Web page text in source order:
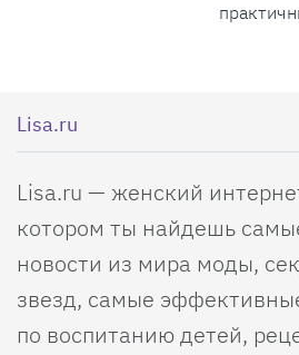
Lisa.ru
Lisa.ru — женский
котором ты найдешь
новости из мира моды,
звезд, самые
по воспитанию детей,